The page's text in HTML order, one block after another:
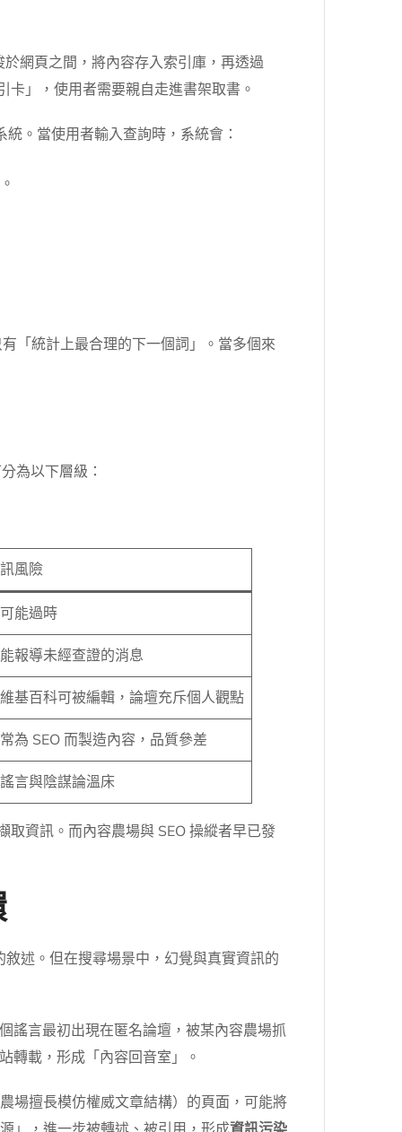
網頁之間，將內容存入索引庫，再透過
」，使用者需要親自走進書架取書。
。當使用者輸入查詢時，系統會：
「統計上最合理的下一個詞」。當多個來
為以下層級：
風險
能過時
報導未經查證的消息
基百科可被編輯，論壇充斥個人觀點
為 SEO 而製造內容，品質參差
言與陰謀論溫床
資訊。而內容農場與 SEO 操縱者早已發
述。但在搜尋場景中，幻覺與真實資訊的
謠言最初出現在匿名論壇，被某內容農場抓
轉載，形成「內容回音室」。
場擅長模仿權威文章結構）的頁面，可能將